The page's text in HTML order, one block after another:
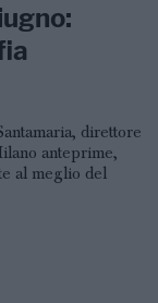
direttore
anteprime,
al meglio del